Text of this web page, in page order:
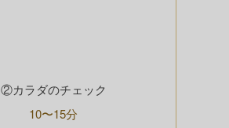
②カラダのチェック
10〜15分